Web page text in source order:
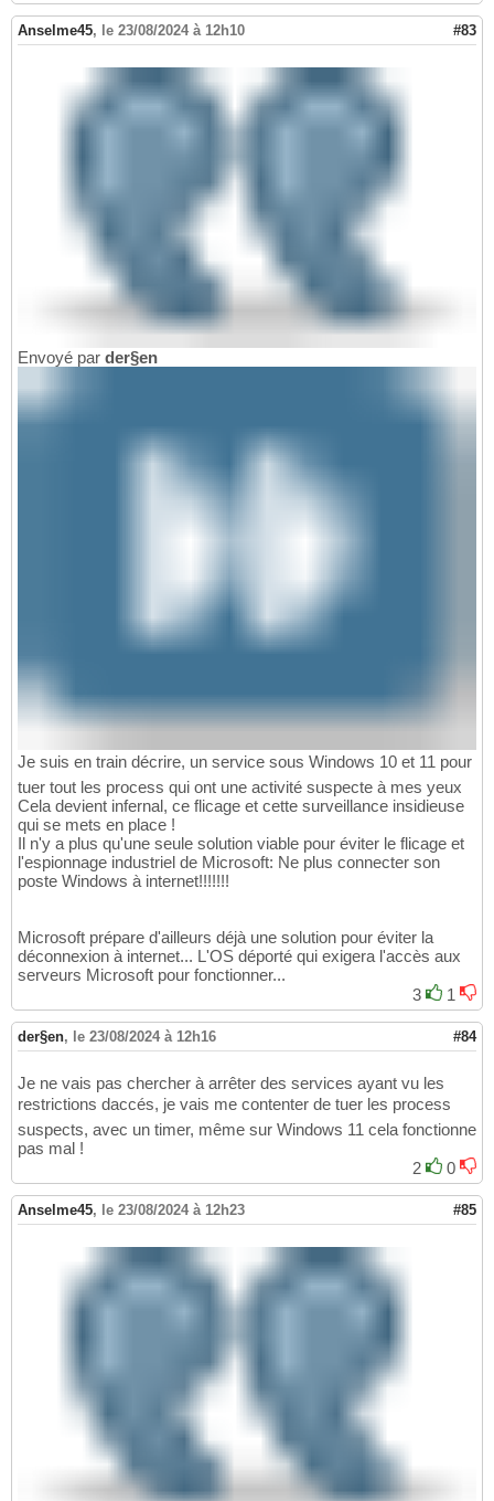
Anselme45, le 23/08/2024 à 12h10 #83
Envoyé par der§en
Je suis en train décrire, un service sous Windows 10 et 11 pour
tuer tout les process qui ont une activité suspecte à mes yeux
Cela devient infernal, ce flicage et cette surveillance insidieuse
qui se mets en place !
Il n'y a plus qu'une seule solution viable pour éviter le flicage et
l'espionnage industriel de Microsoft: Ne plus connecter son
poste Windows à internet!!!!!!!
Microsoft prépare d'ailleurs déjà une solution pour éviter la
déconnexion à internet... L'OS déporté qui exigera l'accès aux
serveurs Microsoft pour fonctionner...
3
1
der§en, le 23/08/2024 à 12h16 #84
Je ne vais pas chercher à arrêter des services ayant vu les
restrictions daccés, je vais me contenter de tuer les process
suspects, avec un timer, même sur Windows 11 cela fonctionne
pas mal !
2
0
Anselme45, le 23/08/2024 à 12h23 #85